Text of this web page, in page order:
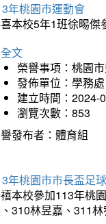
年桃園市運動會
本校5年1班徐晹傑
文
榮譽事項：桃園
發佈單位：學務處
建立時間：2024-
瀏覽次數：853
發布者：體育組
年桃園市市長盃足
本校參加113年桃
310林昱嘉、311